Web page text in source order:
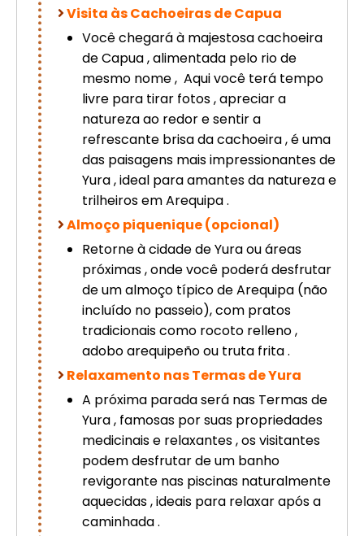
Visita às Cachoeiras de Capua
Você chegará à majestosa cachoeira
de Capua , alimentada pelo rio de
mesmo nome , Aqui você terá tempo
livre para tirar fotos , apreciar a
natureza ao redor e sentir a
refrescante brisa da cachoeira , é uma
das paisagens mais impressionantes de
Yura , ideal para amantes da natureza e
trilheiros em Arequipa .
Almoço piquenique (opcional)
Retorne à cidade de Yura ou áreas
próximas , onde você poderá desfrutar
de um almoço típico de Arequipa (não
incluído no passeio), com pratos
tradicionais como rocoto relleno ,
adobo arequipeño ou truta frita .
Relaxamento nas Termas de Yura
A próxima parada será nas Termas de
Yura , famosas por suas propriedades
medicinais e relaxantes , os visitantes
podem desfrutar de um banho
revigorante nas piscinas naturalmente
aquecidas , ideais para relaxar após a
caminhada .